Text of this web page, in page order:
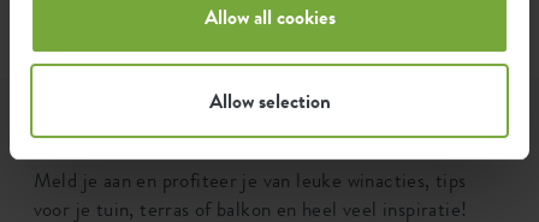
Allow all cookies
Allow selection
Meld je aan en profiteer je van leuke winacties, tips
voor je tuin, terras of balkon en heel veel inspiratie!